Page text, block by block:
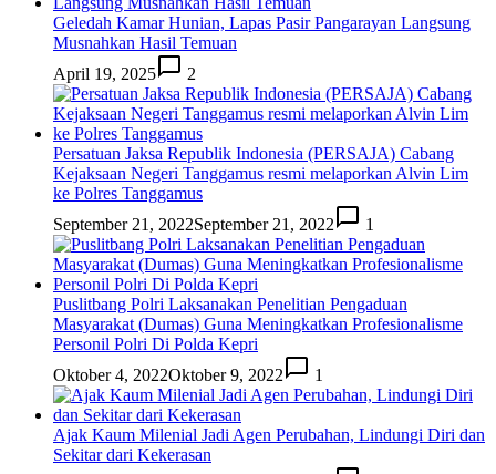
Geledah Kamar Hunian, Lapas Pasir Pangarayan Langsung
Musnahkan Hasil Temuan
April 19, 2025
2
Persatuan Jaksa Republik Indonesia (PERSAJA) Cabang
Kejaksaan Negeri Tanggamus resmi melaporkan Alvin Lim
ke Polres Tanggamus
September 21, 2022September 21, 2022 1
Puslitbang Polri Laksanakan Penelitian Pengaduan
Masyarakat (Dumas) Guna Meningkatkan Profesionalisme
Personil Polri Di Polda Kepri
Oktober 4, 2022Oktober 9, 2022 1
Ajak Kaum Milenial Jadi Agen Perubahan, Lindungi Diri dan
Sekitar dari Kekerasan